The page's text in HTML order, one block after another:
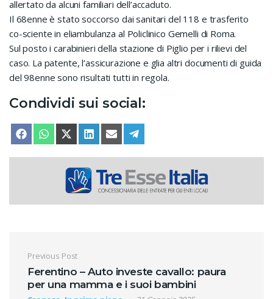
allertato da alcuni familiari dell’accaduto.
Il 68enne è stato soccorso dai sanitari del 118 e trasferito
co-sciente in eliambulanza al Policlinico Gemelli di Roma.
Sul posto i carabinieri della stazione di Piglio per i rilievi del
caso. La patente, l’assicurazione e glia altri documenti di guida
del 98enne sono risultati tutti in regola.
Condividi sui social:
SHARE ON
FACEBOOKSHARE ON
WHATSAPPSHARE ON
X (TWITTER)
SHARE ON
LINKEDINSHARE ON
EMAIL
Navigazione articoli
Previous Post
Ferentino – Auto investe cavallo: paura
per una mamma e i suoi bambini